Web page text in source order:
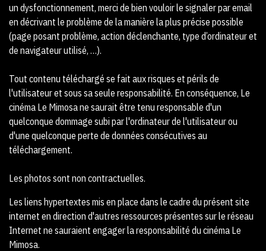
un dysfonctionnement, merci de bien vouloir le signaler par email
en décrivant le problème de la manière la plus précise possible
(page posant problème, action déclenchante, type d’ordinateur et
de navigateur utilisé, …).
Tout contenu téléchargé se fait aux risques et périls de
l'utilisateur et sous sa seule responsabilité. En conséquence, Le
cinéma Le Mimosa ne saurait être tenu responsable d'un
quelconque dommage subi par l'ordinateur de l'utilisateur ou
d'une quelconque perte de données consécutives au
téléchargement.
Les photos sont non contractuelles.
Les liens hypertextes mis en place dans le cadre du présent site
internet en direction d'autres ressources présentes sur le réseau
Internet ne sauraient engager la responsabilité du cinéma Le
Mimosa.